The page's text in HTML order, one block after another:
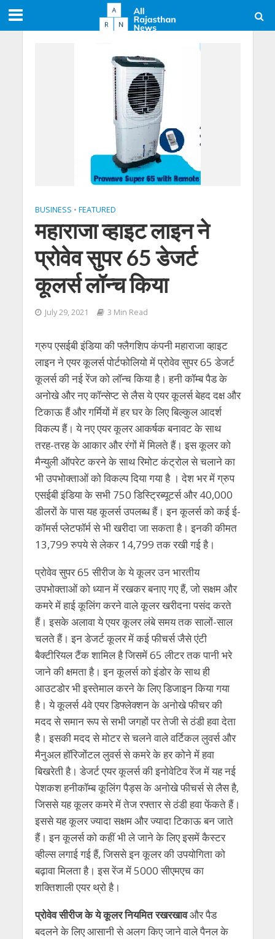
BUSINESS • FEATURED
महाराजा व्‍हाइट लाइन ने
प्रोवेव सुपर 65 डेजर्ट
कूलर्स लॉन्च किया
July 29, 2021 3 Min Read
ग्रुप एसईबी इंडिया की फ्लैगशिप कंपनी महाराजा व्‍हाइट
लाइन ने एयर कूलर्स पोर्टफोलियो में प्रोवेव सुपर 65 डेजर्ट
कूलर्स की नई रेंज को लॉन्‍च किया है। हनी कॉम्ब पैड के
अनोखे और नए कॉन्सेप्ट से लैस ये एयर कूलर्स बेहद दक्ष और
टिकाऊ हैं और गर्मियों में हर घर के लिए बिल्‍कुल आदर्श
विकल्‍प हैं। ये नए एयर कूलर आकर्षक बनावट के साथ
तरह-तरह के आकार और रंगों में मिलते हैं। इस कूलर को
मैन्युली ऑपरेट करने के साथ रिमोट कंट्रोल से चलाने का
भी उपभोक्ताओं को विकल्प दिया गया है । देश भर में ग्रुप
एसईबी इंडिया के सभी 750 डिस्ट्रिब्यूटर्स और 40,000
डीलरों के पास यह कूलर्स उपलब्ध हैं। इन कूलर्स को कई ई-
कॉमर्स प्लेटफॉर्म से भी खरीदा जा सकता है। इनकी कीमत
13,799 रुपये से लेकर 14,799 तक रखी गई है।
प्रोवेव सुपर 65 सीरीज के ये कूलर उन भारतीय
उपभोक्ताओं को ध्यान में रखकर बनाए गए हैं, जो सक्षम और
कमरे में हाई कूलिंग करने वाले कूलर खरीदना पसंद करते
हैं। इसके अलावा ये एयर कूलर लंबे समय तक सालों-साल
चलते हैं। इन डेजर्ट कूलर में कई फीचर्स जैसे एंटी
बैक्टीरियल टैंक शामिल है जिसमें 65 लीटर तक पानी भरे
जाने की क्षमता है। इन कूलर्स को इंडोर के साथ ही
आउटडोर भी इस्‍तेमाल करने के लिए डिजाइन किया गया
है। ये कूलर्स 4वे एयर डिफ्लेक्शन के अनोखे फीचर की
मदद से समान रूप से सभी जगहों पर तेजी से ठंडी हवा देता
है। इसकी मदद से मोटर से चलने वाले वर्टिकल लुवर्स और
मैनुअल हॉरिजोंटल लुवर्स से कमरे के हर कोने में हवा
बिखरेती है। डेजर्ट एयर कूलर्स की इनोवेटिव रेंज में यह नई
पेशकश हनीकॉम्ब कूलिंग पैड्स के अनोखे फीचर्स से लैस है,
जिससे यह कूलर कमरे में तेज रफ्तार से ठंडी हवा फेंकते हैं।
इससे यह कूलर ज्यादा सक्षम और ज्यादा टिकाऊ बन जाते
हैं। इन कूलर्स को कहीं भी ले जाने के लिए इसमें कैस्टर
व्हील्स लगाई गई हैं, जिससे इन कूलर की उपयोगिता को
बढ़ावा मिलता है। इस रेंज में 5000 सीएमएच का
शक्तिशाली एयर थ्रो है।
प्रोवेव सीरीज के ये कूलर नियमित रखरखावऔर पैड
बदलने के लिए आसानी से अलग किए जाने वाले पैनल के